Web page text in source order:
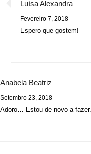
Luísa Alexandra
Fevereiro 7, 2018
Espero que gostem!
Anabela Beatriz
Setembro 23, 2018
Adoro… Estou de novo a